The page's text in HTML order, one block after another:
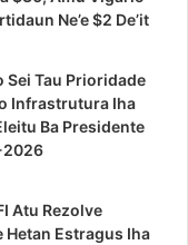
Ne’e $2 De’it
Tau Prioridade
Infrastrutura Iha
Ba Presidente
2026
Atu Rezolve
Hetan Estragus Iha